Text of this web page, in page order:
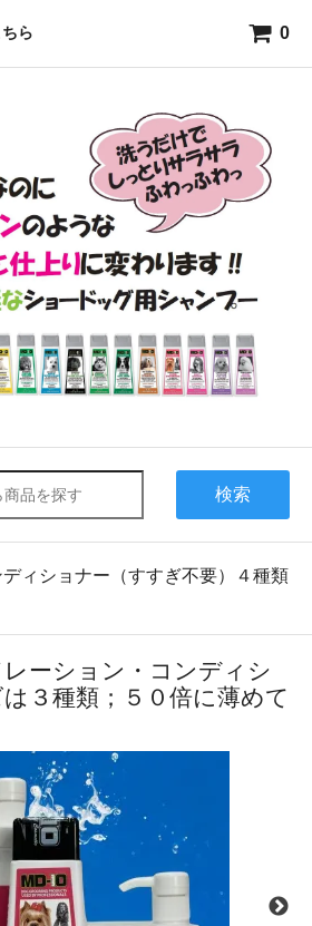
ら 0
検索
ィショナー（すすぎ不要）４種類
ーション・コンディシ
３種類；５０倍に薄めて